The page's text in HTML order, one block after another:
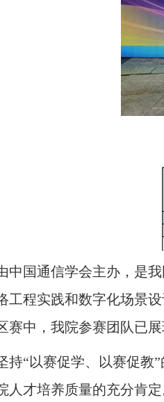
中国通信学会主办，是
工程实践和数字化场景
赛中，我院参赛团队已
持“以赛促学、以赛促教
人才培养质量的充分肯